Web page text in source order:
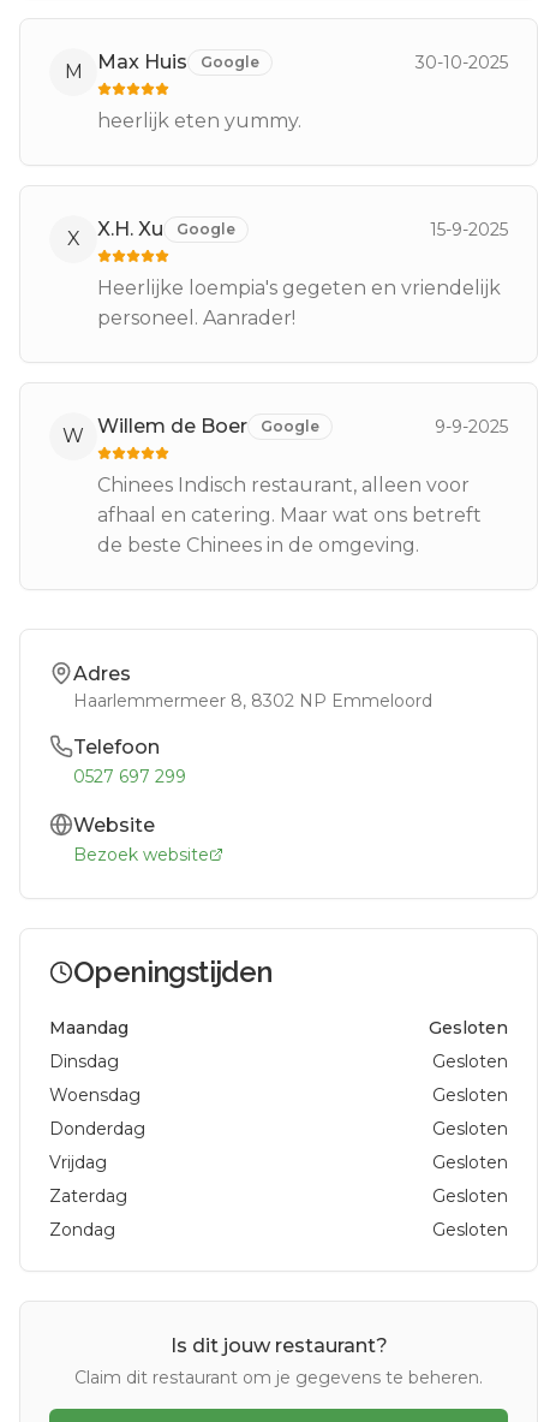
M Max Huis Google 30-10-2025
heerlijk eten yummy.
X X.H. Xu Google 15-9-2025
Heerlijke loempia's gegeten en vriendelijk
personeel. Aanrader!
W Willem de Boer Google 9-9-2025
Chinees Indisch restaurant, alleen voor
afhaal en catering. Maar wat ons betreft
de beste Chinees in de omgeving.
Adres
Haarlemmermeer 8, 8302 NP Emmeloord
Telefoon
0527 697 299
Website
Bezoek website
Openingstijden
Maandag
Gesloten
Dinsdag
Gesloten
Woensdag
Gesloten
Donderdag
Gesloten
Vrijdag
Gesloten
Zaterdag
Gesloten
Zondag
Gesloten
Is dit jouw restaurant?
Claim dit restaurant om je gegevens te beheren.